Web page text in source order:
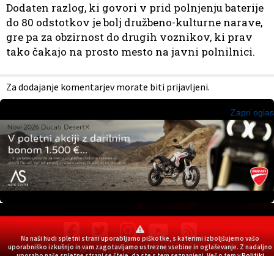
Na naši hudi spletni strani uporabljamo piškotke, s katerimi izboljšujemo vašo
uporabniško izkušnjo in vam zagotavljamo ustrezne vsebine in oglaševanje. Z nadaljno
Dodaten razlog, ki govori v prid polnjenju baterije
do 80 odstotkov je bolj družbeno-kulturne narave,
gre pa za obzirnost do drugih voznikov, ki prav
tako čakajo na prosto mesto na javni polnilnici.
Za dodajanje komentarjev morate biti prijavljeni.
Zapri oglas
© Copyright 1999-2026 Avtomanija